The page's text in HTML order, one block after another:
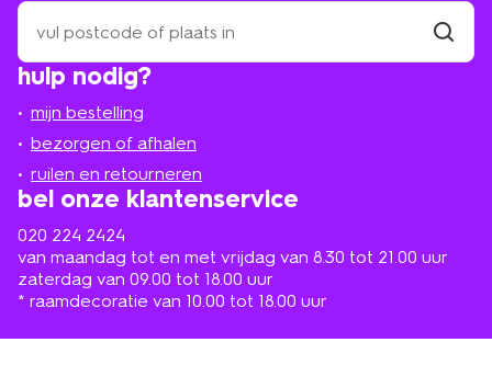
hulp nodig?
mijn bestelling
bezorgen of afhalen
ruilen en retourneren
bel onze klantenservice
020 224 2424
van maandag tot en met vrijdag van 8.30 tot 21.00 uur
zaterdag van 09.00 tot 18.00 uur
* raamdecoratie van 10.00 tot 18.00 uur
zoek
een
winkel
bij
in
de
buurt